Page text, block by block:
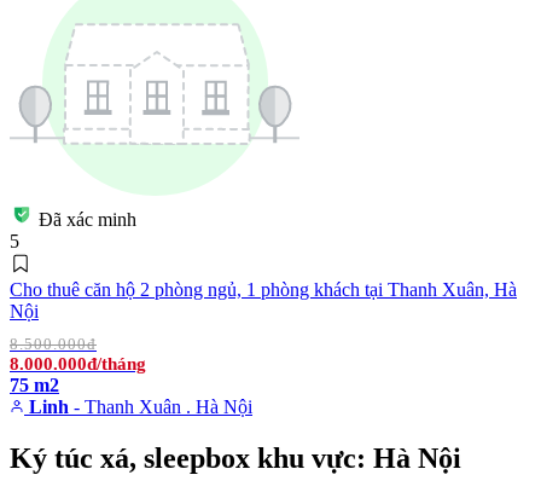
Đã xác minh
5
Cho thuê căn hộ 2 phòng ngủ, 1 phòng khách tại Thanh Xuân, Hà
Nội
8.500.000đ
8.000.000đ/tháng
75 m2
Linh - Thanh Xuân . Hà Nội
Ký túc xá, sleepbox khu vực: Hà Nội